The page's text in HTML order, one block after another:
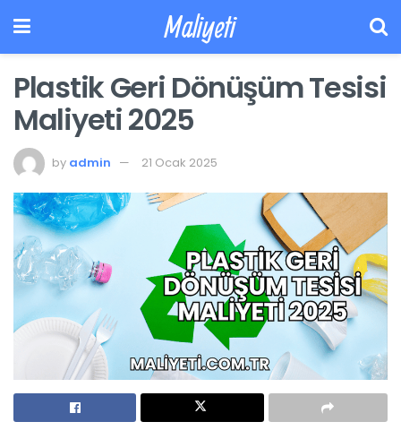
Maliyeti
Plastik Geri Dönüşüm Tesisi
Maliyeti 2025
by admin 21 Ocak 2025